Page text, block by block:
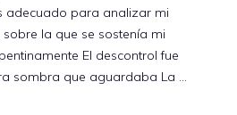
adecuado para analizar mi
la que se sostenía mi
El descontrol fue
sombra que aguardaba La …